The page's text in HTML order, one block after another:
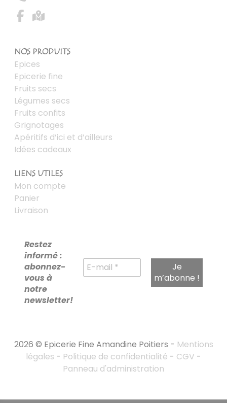
NOS PRODUITS
Epices
Epicerie fine
Fruits secs
Légumes secs
Fruits confits
Grignotages
Apéritifs d’ici et d’ailleurs
Idées cadeaux
LIENS UTILES
Mon compte
Panier
Livraison
Restez
informé :
abonnez-
vous à
notre
newsletter!
2026 © Epicerie Fine Amandine Poitiers - Mentions
légales - Politique de confidentialité - CGV -
Panneau d'administration